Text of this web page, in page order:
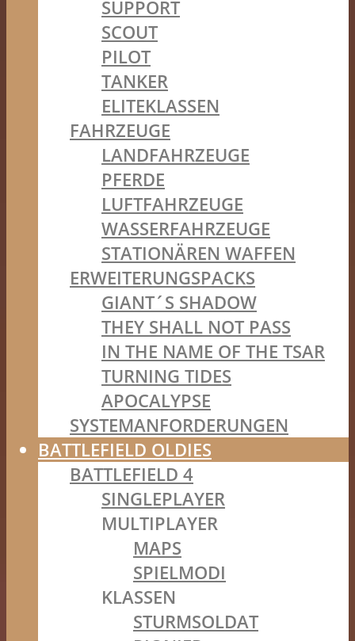
SUPPORT
SCOUT
PILOT
TANKER
ELITEKLASSEN
FAHRZEUGE
LANDFAHRZEUGE
PFERDE
LUFTFAHRZEUGE
WASSERFAHRZEUGE
STATIONÄREN WAFFEN
ERWEITERUNGSPACKS
GIANT´S SHADOW
THEY SHALL NOT PASS
IN THE NAME OF THE TSAR
TURNING TIDES
APOCALYPSE
SYSTEMANFORDERUNGEN
BATTLEFIELD OLDIES
BATTLEFIELD 4
SINGLEPLAYER
MULTIPLAYER
MAPS
SPIELMODI
KLASSEN
STURMSOLDAT